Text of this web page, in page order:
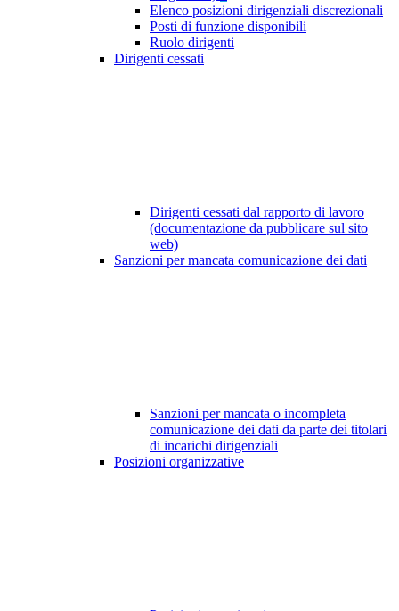
Elenco posizioni dirigenziali discrezionali
Posti di funzione disponibili
Ruolo dirigenti
Dirigenti cessati
Dirigenti cessati dal rapporto di lavoro
(documentazione da pubblicare sul sito
web)
Sanzioni per mancata comunicazione dei dati
Sanzioni per mancata o incompleta
comunicazione dei dati da parte dei titolari
di incarichi dirigenziali
Posizioni organizzative